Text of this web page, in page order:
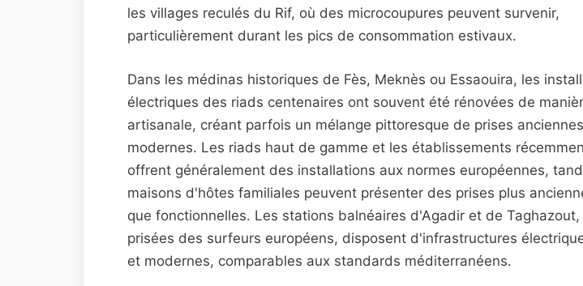
les villages reculés du Rif, où des microcoupures peuvent survenir,
particulièrement durant les pics de consommation estivaux.
Dans les médinas historiques de Fès, Meknès ou Essaouira, les
électriques des riads centenaires ont souvent été rénovées de
artisanale, créant parfois un mélange pittoresque de prises
modernes. Les riads haut de gamme et les établissements
offrent généralement des installations aux normes européennes,
maisons d'hôtes familiales peuvent présenter des prises plus
que fonctionnelles. Les stations balnéaires d'Agadir et de Taghazout,
prisées des surfeurs européens, disposent d'infrastructures
et modernes, comparables aux standards méditerranéens.